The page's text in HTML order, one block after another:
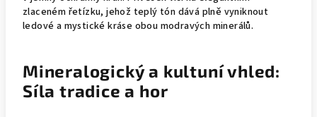
zlaceném řetízku, jehož teplý tón dává plně vyniknout
ledové a mystické kráse obou modravých minerálů.
Mineralogický a kultuní vhled:
Síla tradice a hor